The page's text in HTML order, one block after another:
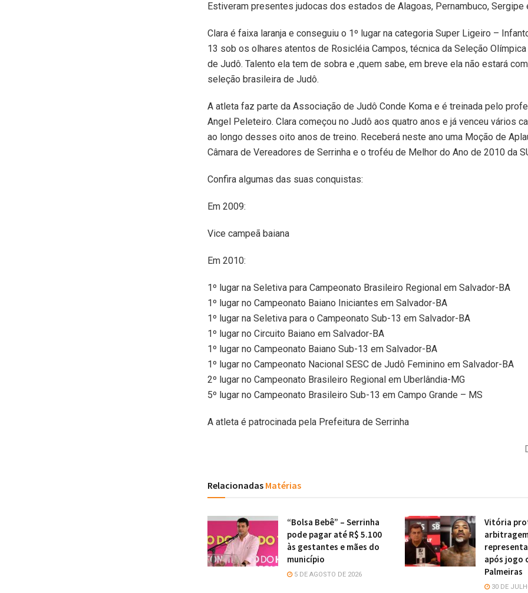
Estiveram presentes judocas dos estados de Alagoas, Pernambuco, Sergipe
Clara é faixa laranja e conseguiu o 1º lugar na categoria Super Ligeiro –
13 sob os olhares atentos de Rosicléia Campos, técnica da Seleção
de Judô. Talento ela tem de sobra e ,quem sabe, em breve ela não estará
seleção brasileira de Judô.
A atleta faz parte da Associação de Judô Conde Koma e é treinada pelo
Angel Peleteiro. Clara começou no Judô aos quatro anos e já venceu vários
ao longo desses oito anos de treino. Receberá neste ano uma Moção de
Câmara de Vereadores de Serrinha e o troféu de Melhor do Ano de 2010 da
Confira algumas das suas conquistas:
Em 2009:
Vice campeã baiana
Em 2010:
1º lugar na Seletiva para Campeonato Brasileiro Regional em Salvador-BA
1º lugar no Campeonato Baiano Iniciantes em Salvador-BA
1º lugar na Seletiva para o Campeonato Sub-13 em Salvador-BA
1º lugar no Circuito Baiano em Salvador-BA
1º lugar no Campeonato Baiano Sub-13 em Salvador-BA
1º lugar no Campeonato Nacional SESC de Judô Feminino em Salvador-BA
2º lugar no Campeonato Brasileiro Regional em Uberlândia-MG
5º lugar no Campeonato Brasileiro Sub-13 em Campo Grande – MS
A atleta é patrocinada pela Prefeitura de Serrinha
Relacionadas Matérias
“Bolsa Bebê” – Serrinha
pode pagar até R$ 5.100
às gestantes e mães do
município
5 DE AGOSTO DE 2026
Vitória
após jogo
Palmeiras
30 DE